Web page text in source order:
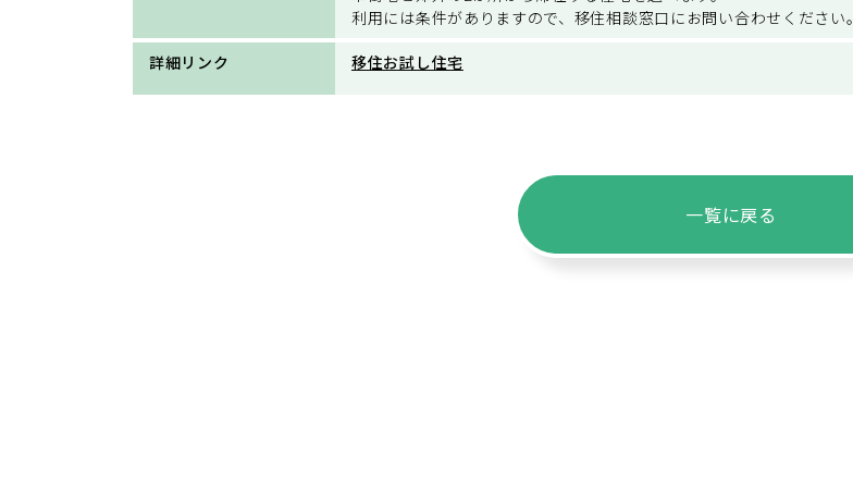
利用には条件がありますので、移住相談窓口にお問い合わせください。
詳細リンク 移住お試し住宅
一覧に戻る